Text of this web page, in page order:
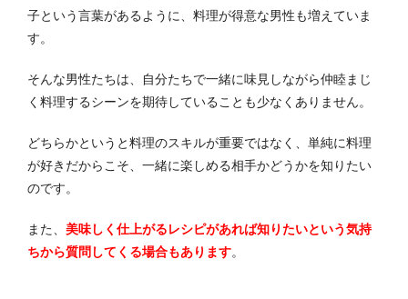
子という言葉があるように、料理が得意な男性も増えていま
す。
そんな男性たちは、自分たちで一緒に味見しながら仲睦まじ
く料理するシーンを期待していることも少なくありません。
どちらかというと料理のスキルが重要ではなく、単純に料理
が好きだからこそ、一緒に楽しめる相手かどうかを知りたい
のです。
また、 美味しく仕上がるレシピがあれば知りたいという気持
ちから質問してくる場合もあります。